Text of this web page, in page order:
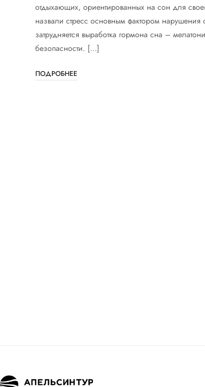
отдыхающих, ориентированных на сон для
назвали стресс основным фактором нарушения
затрудняется выработка гормона сна –
безопасности. […]
ПОДРОБНЕЕ